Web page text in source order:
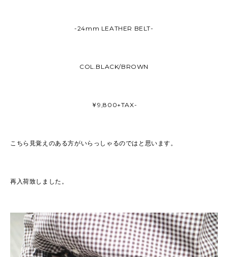
-24mm LEATHER BELT-
COL.BLACK/BROWN
￥9,800+TAX-
こちら見覚えのある方がいらっしゃるのではと思います。
再入荷致しました。